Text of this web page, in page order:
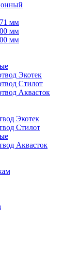
мм
мм
мм
Экотек
Стилот
Аквасток
Экотек
Стилот
Аквасток